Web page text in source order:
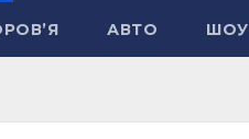
АВТО ШОУ